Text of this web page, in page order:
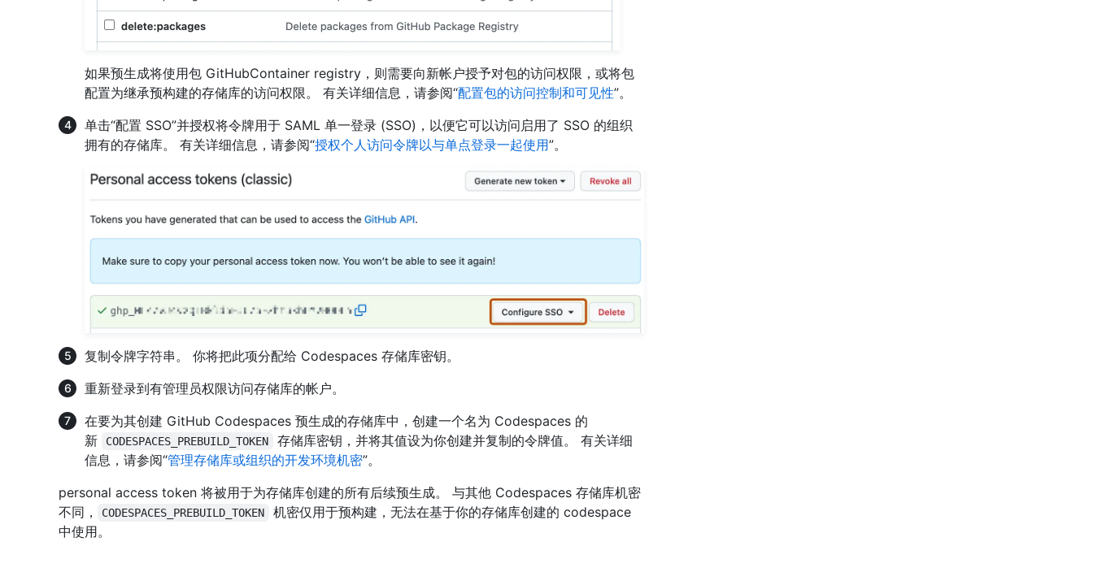
如果预生成将使用包 GitHubContainer registry，则需要向新帐户授予对包的访问权限，或将包
配置为继承预构建的存储库的访问权限。 有关详细信息，请参阅“配置包的访问控制和可见性”。
单击“配置 SSO”并授权将令牌用于 SAML 单一登录 (SSO)，以便它可以访问启用了 SSO 的组织
拥有的存储库。 有关详细信息，请参阅“授权个人访问令牌以与单点登录一起使用”。
复制令牌字符串。 你将把此项分配给 Codespaces 存储库密钥。
重新登录到有管理员权限访问存储库的帐户。
在要为其创建 GitHub Codespaces 预生成的存储库中，创建一个名为 Codespaces 的
新
CODESPACES_PREBUILD_TOKEN
存储库密钥，并将其值设为你创建并复制的令牌值。 有关详细
信息，请参阅“管理存储库或组织的开发环境机密”。
personal access token 将被用于为存储库创建的所有后续预生成。 与其他 Codespaces 存储库机密
不同，
CODESPACES_PREBUILD_TOKEN
机密仅用于预构建，无法在基于你的存储库创建的 codespace
中使用。